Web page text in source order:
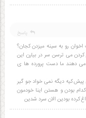
رو به سینه میزدن کجان؟
کردن می ترسن سر در بیارن این
دهند ما دست پرورده ها ی
پیش کیه دیگه نمی خواد جو گیر
بودن و هستن اینا خودمون
کرده بودین الان سرد شدین
پاسخ